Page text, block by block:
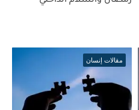
مقالات إنسان